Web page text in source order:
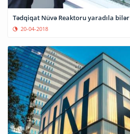
Tədqiqat Nüvə Reaktoru yaradıla bilər
20-04-2018